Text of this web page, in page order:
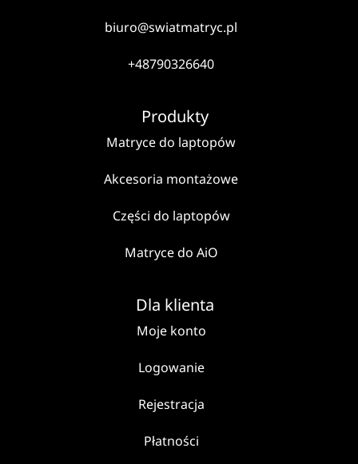
biuro@swiatmatryc.pl
+48790326640
Produkty
Matryce do laptopów
Akcesoria montażowe
Części do laptopów
Matryce do AiO
Dla klienta
Moje konto
Logowanie
Rejestracja
Płatności